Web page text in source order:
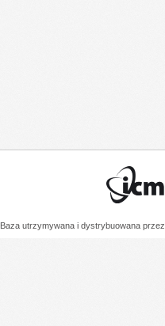
Baza utrzymywana i dystrybuowana przez